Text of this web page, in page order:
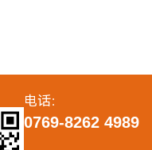
果图
电话：
0769-8262 4989